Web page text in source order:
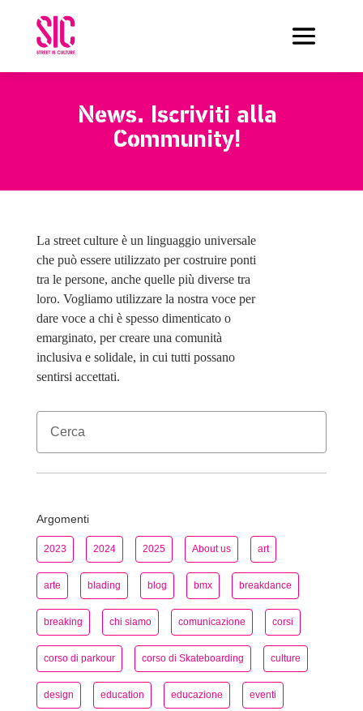
News. Iscriviti alla
Community!
La street culture è un linguaggio universale
che può essere utilizzato per costruire ponti
tra le persone, anche quelle più diverse tra
loro. Vogliamo utilizzare la nostra voce per
dare voce a chi è spesso dimenticato o
emarginato, per creare una comunità
inclusiva e solidale, in cui tutti possano
sentirsi accettati.
Argomenti
2023 2024 2025 About us art
arte blading blog bmx breakdance
breaking chi siamo comunicazione corsi
corso di parkour corso di Skateboarding culture
design education educazione eventi